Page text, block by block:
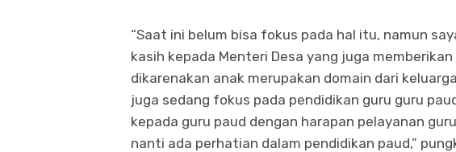
“Saat ini belum bisa fokus pada hal itu, namun
kasih kepada Menteri Desa yang juga
dikarenakan anak merupakan domain dari
juga sedang fokus pada pendidikan guru guru
kepada guru paud dengan harapan pelayanan
nanti ada perhatian dalam pendidikan paud,”